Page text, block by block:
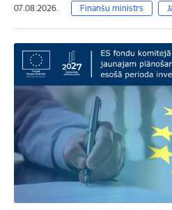
07.08.2026. Finanšu ministrs